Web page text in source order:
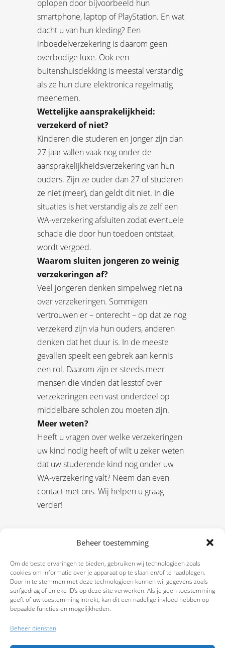
Beheer toestemming
Om de beste ervaringen te bieden, gebruiken wij technologieën zoals
cookies om informatie over je apparaat op te slaan en/of te raadplegen.
Door in te stemmen met deze technologieën kunnen wij gegevens zoals
surfgedrag of unieke ID's op deze site verwerken. Als je geen toestemming
geeft of uw toestemming intrekt, kan dit een nadelige invloed hebben op
bepaalde functies en mogelijkheden.
Beheer diensten
oplopen door bijvoorbeeld hun
smartphone, laptop of PlayStation. En wat
dacht u van hun kleding? Een
inboedelverzekering is daarom geen
overbodige luxe. Ook een
buitenshuisdekking is meestal verstandig
als ze hun dure elektronica regelmatig
meenemen.
Wettelijke aansprakelijkheid:
verzekerd of niet?
Kinderen die studeren en jonger zijn dan
27 jaar vallen vaak nog onder de
aansprakelijkheidsverzekering van hun
ouders. Zijn ze ouder dan 27 of studeren
ze niet (meer), dan geldt dit niet. In die
situaties is het verstandig als ze zelf een
WA-verzekering afsluiten zodat eventuele
schade die door hun toedoen ontstaat,
wordt vergoed.
Waarom sluiten jongeren zo weinig
verzekeringen af?
Veel jongeren denken simpelweg niet na
over verzekeringen. Sommigen
vertrouwen er – onterecht – op dat ze nog
verzekerd zijn via hun ouders, anderen
denken dat het duur is. In de meeste
gevallen speelt een gebrek aan kennis
een rol. Daarom zijn er steeds meer
mensen die vinden dat lesstof over
verzekeringen een vast onderdeel op
middelbare scholen zou moeten zijn.
Meer weten?
Heeft u vragen over welke verzekeringen
uw kind nodig heeft of wilt u zeker weten
dat uw studerende kind nog onder uw
WA-verzekering valt? Neem dan even
contact met ons. Wij helpen u graag
verder!